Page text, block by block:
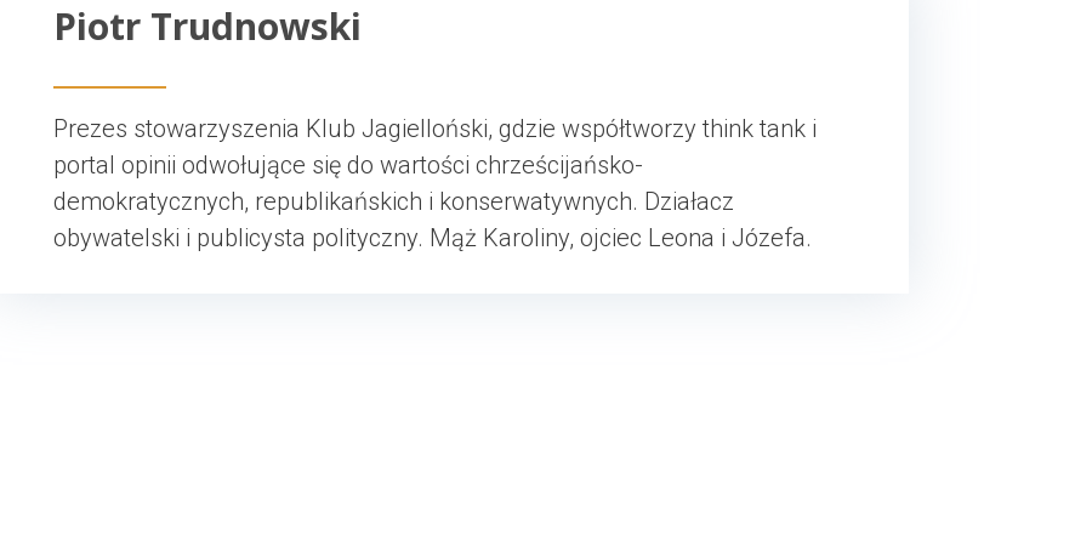
Piotr Trudnowski
Prezes stowarzyszenia Klub Jagielloński, gdzie współtworzy think tank i
portal opinii odwołujące się do wartości chrześcijańsko-
demokratycznych, republikańskich i konserwatywnych. Działacz
obywatelski i publicysta polityczny. Mąż Karoliny, ojciec Leona i Józefa.